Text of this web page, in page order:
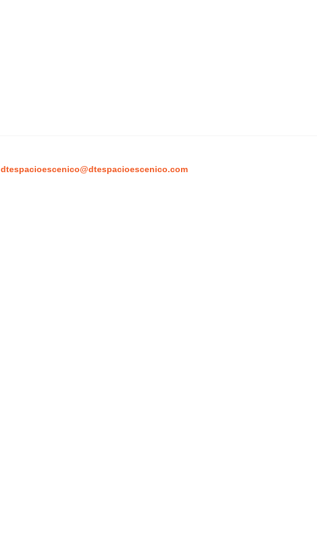
dtespacioescenico@dtespacioescenico.com